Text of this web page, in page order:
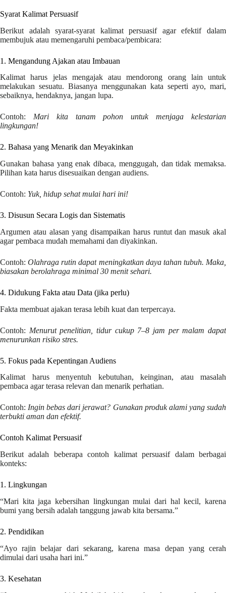
Syarat Kalimat Persuasif
Berikut adalah syarat-syarat kalimat persuasif agar efektif dalam
membujuk atau memengaruhi pembaca/pembicara:
1. Mengandung Ajakan atau Imbauan
Kalimat harus jelas mengajak atau mendorong orang lain untuk
melakukan sesuatu. Biasanya menggunakan kata seperti ayo, mari,
sebaiknya, hendaknya, jangan lupa.
Contoh: Mari kita tanam pohon untuk menjaga kelestarian
lingkungan!
2. Bahasa yang Menarik dan Meyakinkan
Gunakan bahasa yang enak dibaca, menggugah, dan tidak memaksa.
Pilihan kata harus disesuaikan dengan audiens.
Contoh: Yuk, hidup sehat mulai hari ini!
3. Disusun Secara Logis dan Sistematis
Argumen atau alasan yang disampaikan harus runtut dan masuk akal
agar pembaca mudah memahami dan diyakinkan.
Contoh:Olahraga rutin dapat meningkatkan daya tahan tubuh. Maka,
biasakan berolahraga minimal 30 menit sehari.
4. Didukung Fakta atau Data (jika perlu)
Fakta membuat ajakan terasa lebih kuat dan terpercaya.
Contoh: Menurut penelitian, tidur cukup 7–8 jam per malam dapat
menurunkan risiko stres.
5. Fokus pada Kepentingan Audiens
Kalimat harus menyentuh kebutuhan, keinginan, atau masalah
pembaca agar terasa relevan dan menarik perhatian.
Contoh:Ingin bebas dari jerawat? Gunakan produk alami yang sudah
terbukti aman dan efektif.
Contoh Kalimat Persuasif
Berikut adalah beberapa contoh kalimat persuasif dalam berbagai
konteks:
1. Lingkungan
“Mari kita jaga kebersihan lingkungan mulai dari hal kecil, karena
bumi yang bersih adalah tanggung jawab kita bersama.”
2. Pendidikan
“Ayo rajin belajar dari sekarang, karena masa depan yang cerah
dimulai dari usaha hari ini.”
3. Kesehatan